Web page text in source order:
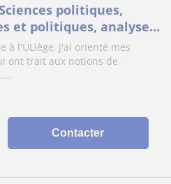
politiques,
et politiques, analyse
à l'ULiège, j'ai orienté mes
ont trait aux notions de
Contacter